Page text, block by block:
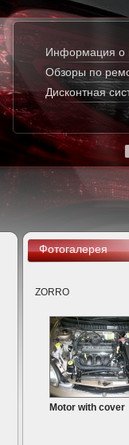
Информация о
Обзоры по
Дисконтная
Фотогалерея
ZORRO
Motor with cover